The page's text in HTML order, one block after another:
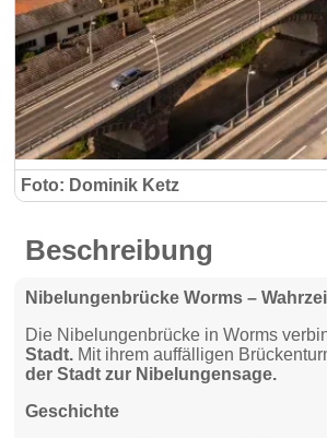
Foto: Dominik Ketz
Beschreibung
Nibelungenbrücke Worms –
Die Nibelungenbrücke in Worms
Stadt. Mit ihrem auffälligen
der Stadt zur Nibelungensage.
Geschichte